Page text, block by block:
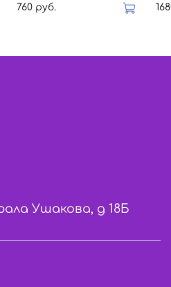
760 руб.
Ушакова, д 18Б